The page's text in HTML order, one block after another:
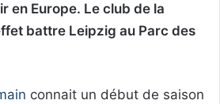
en Europe. Le club de la
battre Leipzig au Parc des
connait un début de saison